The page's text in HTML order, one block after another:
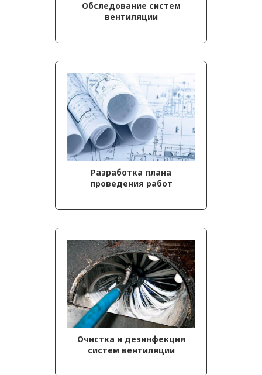
Обследование систем
вентиляции
Разработка плана
проведения работ
Очистка и дезинфекция
систем вентиляции